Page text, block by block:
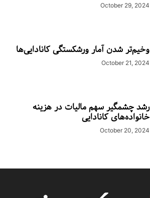
October 29, 2024
وخیم‌تر شدن آمار ورشکستگی کانادا‌یی‌ها
October 21, 2024
رشد چشمگیر سهم مالیات در هزینه‌
خانواده‌های کانادایی‌
October 20, 2024